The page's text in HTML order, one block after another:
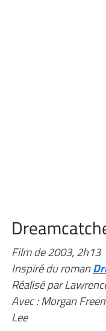
Film de 2003, 2h13
Inspiré du roman
Réalisé par
Avec : Morgan
Lee